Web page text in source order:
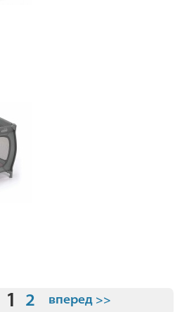
1 2 вперед >>